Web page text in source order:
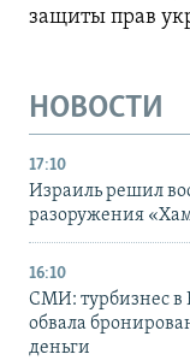
защиты прав
НОВОСТИ
17:10
Израиль решил
разоружения
16:10
СМИ: турбизнес в
обвала
деньги